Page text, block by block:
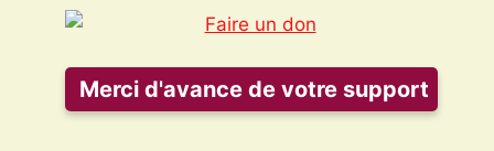
Merci d'avance de votre support